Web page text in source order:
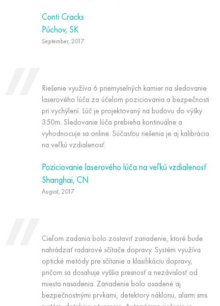
Conti Cracks
Púchov, SK
September, 2017
Riešenie využíva 6 priemyselných kamier na sledovanie
laserového lúča za účelom poziciovania a bezpečnosti
pri vychýlení. Lúč je projektovaný na budovu do výšky
350m. Sledovanie lúča prebieha kontinuálne a
vyhodnocuje sa online. Súčasťou riešenia je aj kalibrácia
na veľkú vzdialenosť.
Poziciovanie laserového lúča na veľkú vzdialenosť
Shanghai, CN
August, 2017
Cieľom zadania bolo zostaviť zariadenie, ktoré bude
nahrádzať radarové sčítače dopravy. Systém využíva
optické metódy pre sčítanie a klasifikáciu dopravy,
pričom sa dosahuje vyššia presnosť a nezávislosť od
miesta nasadenia. Zariadenie bolo osadené aj
bezpečnostnými prvkami, detektory náklonu, alarm sms